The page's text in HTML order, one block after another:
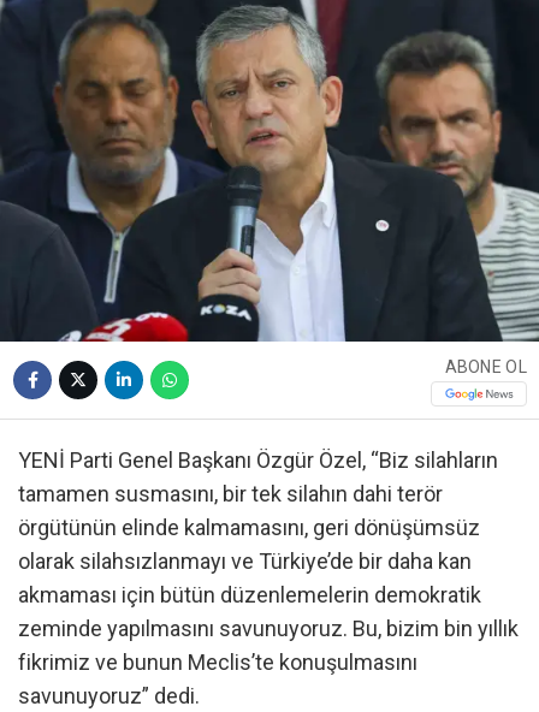
ABONE OL
YENİ Parti Genel Başkanı Özgür Özel, “Biz silahların
tamamen susmasını, bir tek silahın dahi terör
örgütünün elinde kalmamasını, geri dönüşümsüz
olarak silahsızlanmayı ve Türkiye’de bir daha kan
akmaması için bütün düzenlemelerin demokratik
zeminde yapılmasını savunuyoruz. Bu, bizim bin yıllık
fikrimiz ve bunun Meclis’te konuşulmasını
savunuyoruz” dedi.